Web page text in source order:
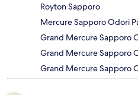
Royton Sapporo
Mercure Sapporo Odori
Grand Mercure Sapporo
Grand Mercure Sapporo
Grand Mercure Sapporo